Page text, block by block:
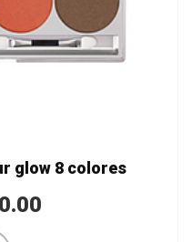
glow 8 colores